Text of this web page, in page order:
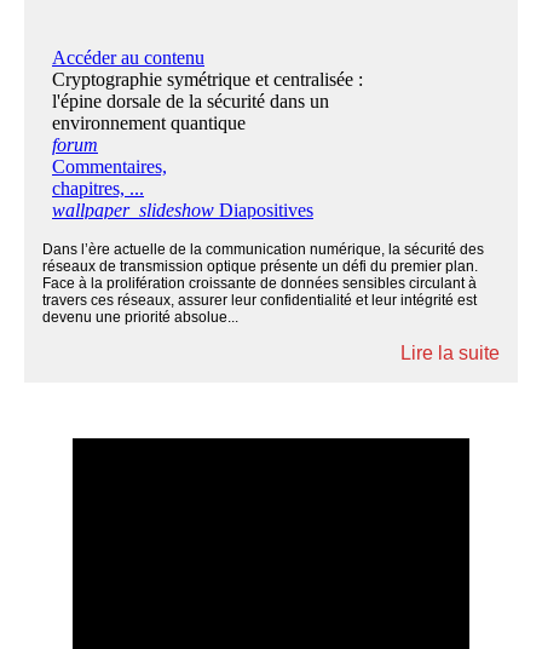
Dans l’ère actuelle de la communication numérique, la sécurité des
réseaux de transmission optique présente un défi du premier plan.
Face à la prolifération croissante de données sensibles circulant à
travers ces réseaux, assurer leur confidentialité et leur intégrité est
devenu une priorité absolue...
Lire la suite